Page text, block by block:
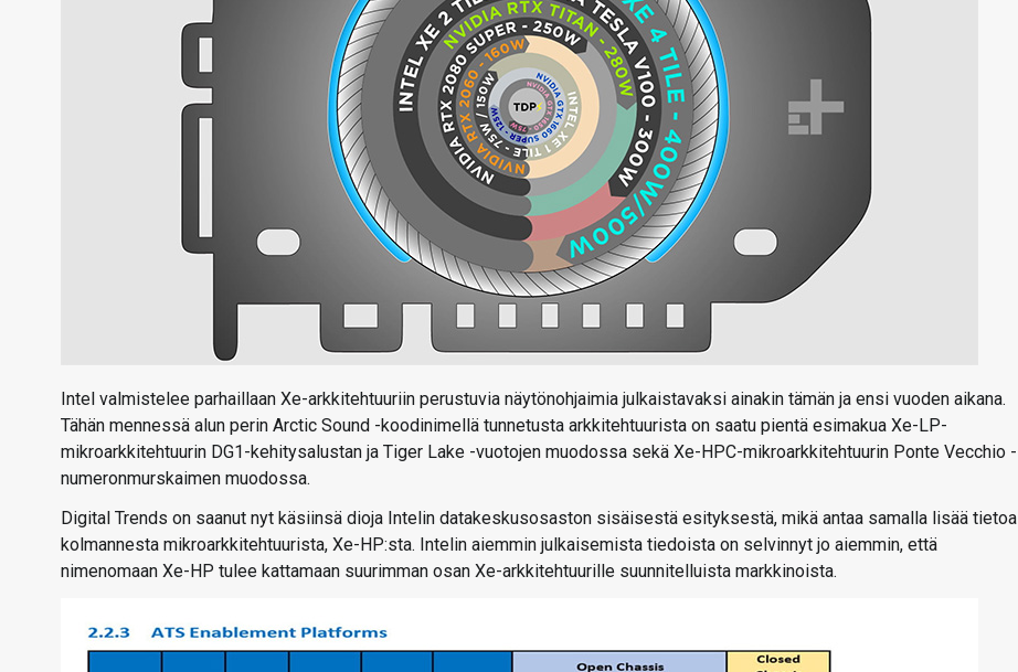
Intel valmistelee parhaillaan Xe-arkkitehtuuriin perustuvia näytönohjaimia julkaistavaksi ainakin tämän ja ensi vuoden aikana.
Tähän mennessä alun perin Arctic Sound -koodinimellä tunnetusta arkkitehtuurista on saatu pientä esimakua Xe-LP-
mikroarkkitehtuurin DG1-kehitysalustan ja Tiger Lake -vuotojen muodossa sekä Xe-HPC-mikroarkkitehtuurin Ponte Vecchio -
numeronmurskaimen muodossa.
Digital Trends on saanut nyt käsiinsä dioja Intelin datakeskusosaston sisäisestä esityksestä, mikä antaa samalla lisää tietoa
kolmannesta mikroarkkitehtuurista, Xe-HP:sta. Intelin aiemmin julkaisemista tiedoista on selvinnyt jo aiemmin, että
nimenomaan Xe-HP tulee kattamaan suurimman osan Xe-arkkitehtuurille suunnitelluista markkinoista.